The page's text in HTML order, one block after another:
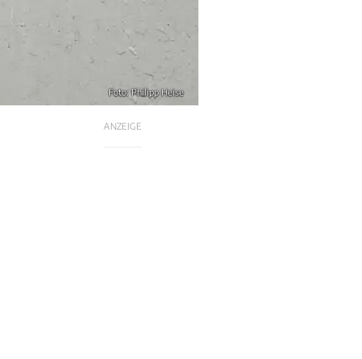
Foto: Philipp Heise
ANZEIGE